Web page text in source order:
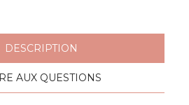
DESCRIPTION
AUX QUESTIONS